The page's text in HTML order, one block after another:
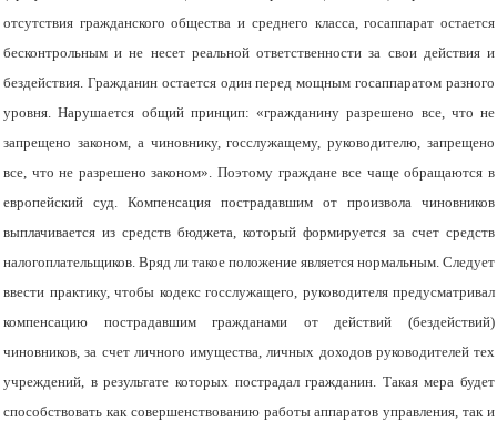
отсутствия гражданского общества и среднего класса, госаппарат остается
бесконтрольным и не несет реальной ответственности за свои действия и
бездействия. Гражданин остается один перед мощным госаппаратом разного
уровня. Нарушается общий принцип: «гражданину разрешено все, что не
запрещено законом, а чиновнику, госслужащему, руководителю, запрещено
все, что не разрешено законом». Поэтому граждане все чаще обращаются в
европейский суд. Компенсация пострадавшим от произвола чиновников
выплачивается из средств бюджета, который формируется за счет средств
налогоплательщиков. Вряд ли такое положение является нормальным. Следует
ввести практику, чтобы кодекс госслужащего, руководителя предусматривал
компенсацию пострадавшим гражданами от действий (бездействий)
чиновников, за счет личного имущества, личных доходов руководителей тех
учреждений, в результате которых пострадал гражданин. Такая мера будет
способствовать как совершенствованию работы аппаратов управления, так и